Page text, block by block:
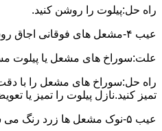
راه حل:پیلوت را روشن کنید.
عیب ۴-مشعل های فوقانی اجاق روشن نمی شود
علت:سوراخ های مشعل یا پیلوت
راه حل:سوراخ های مشعل را با
تمیز کنید.نازل پیلوت را تمیز یا
عیب ۵-نوک مشعل ها زرد رنگ می سوزد.